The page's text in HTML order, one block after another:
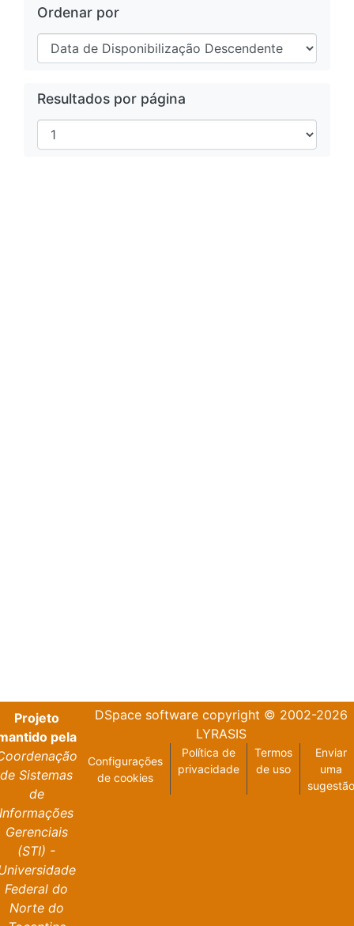
Ordenar por
Resultados por página
Projeto
pela
de Sistemas
de
Informações
Gerenciais
(STI) -
Federal do
Norte do
DSpace softwarecopyright © 2002-2026
LYRASIS
Configurações
de cookies
Política de
privacidade
Termos
de uso
Enviar
uma
sugestão